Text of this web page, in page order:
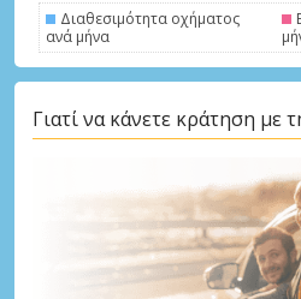
Μεγάλες
Αποκτήστε πρόσβαση
προσφορές
Διαθεσιμότητα οχήματος
ανά μήνα
Γιατί να κάνετε κράτηση με